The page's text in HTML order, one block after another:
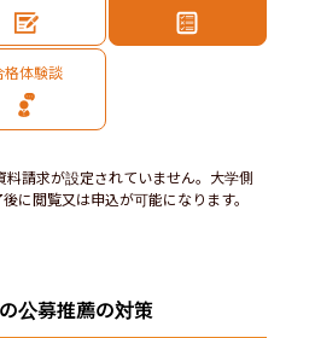
格体験談
請求が設定されていません。大学側
に閲覧又は申込が可能になります。
公募推薦の対策